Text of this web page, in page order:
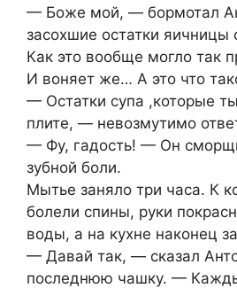
— Боже мой, — бормотал
засохшие остатки
Как это вообще могло так
И воняет же… А это что
— Остатки супа ,которые
плите, — невозмутимо
— Фу, гадость! — Он
зубной боли.
Мытье заняло три часа. К
болели спины, руки
воды, а на кухне наконец
— Давай так, — сказал
последнюю чашку. —